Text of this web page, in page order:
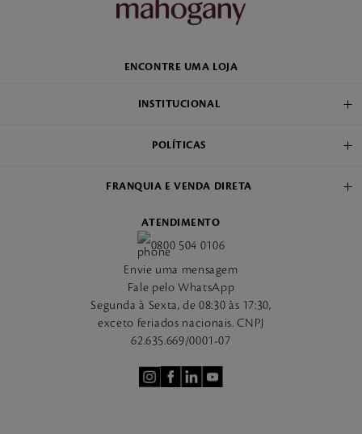
ENCONTRE UMA LOJA
INSTITUCIONAL
POLÍTICAS
FRANQUIA E VENDA DIRETA
ATENDIMENTO
0800 504 0106
Envie uma mensagem
Fale pelo WhatsApp
Segunda à Sexta, de 08:30 às 17:30,
exceto feriados nacionais. CNPJ
62.635.669/0001-07